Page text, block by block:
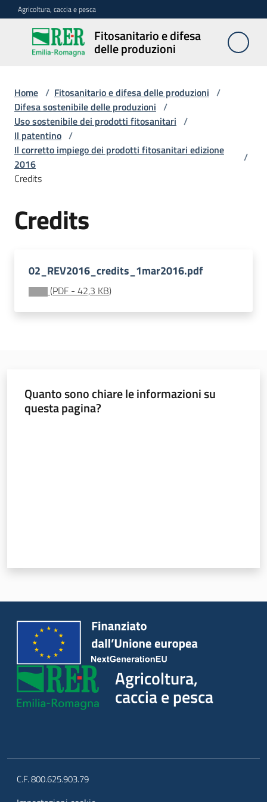
Vai al contenuto
Vai alla navigazione
Vai al footer
Agricoltura, caccia e pesca
Fitosanitario e difesa
delle produzioni
Fitosanitario
e difesa
produzioni
Avversità
delle
piante
Sorveglianza
sostenibile
Import-
Export
su
pesca
Argomenti
Home / Fitosanitario e difesa delle produzioni /
Difesa sostenibile delle produzioni /
Uso sostenibile dei prodotti fitosanitari /
Il patentino /
Il corretto impiego dei prodotti fitosanitari edizione
2016
/
Credits
Credits
02_REV2016_credits_1mar2016.pdf
(PDF - 42,3 KB)
Quanto sono chiare le informazioni su
questa pagina?
Agricoltura,
caccia e pesca
C.F. 800.625.903.79